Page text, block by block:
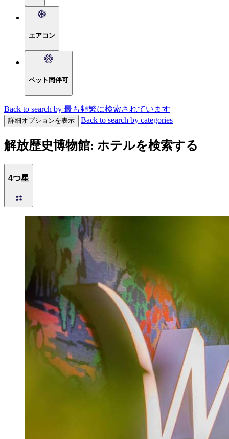
エアコン
ペット同伴可
Back to search by 最も頻繁に検索されています
詳細オプションを表示 Back to search by categories
解放歴史博物館: ホテルを検索する
4つ星